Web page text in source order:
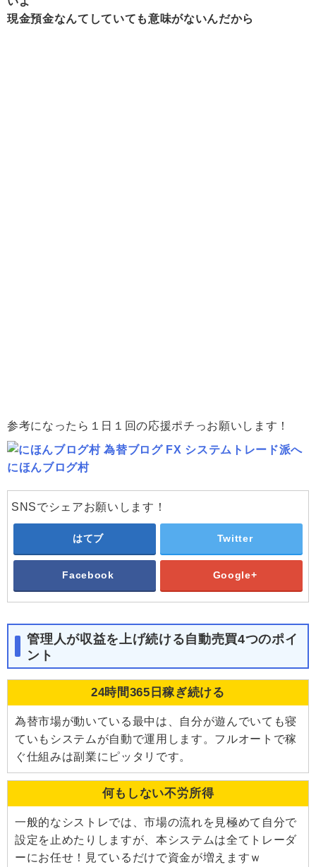
現金預金なんてしていても意味がないんだから
参考になったら１日１回の応援ポチっお願いします！
にほんブログ村
SNSでシェアお願いします！
はてブ Twitter
Facebook Google+
管理人が収益を上げ続ける自動売買4つのポイ
ント
24時間365日稼ぎ続ける
為替市場が動いている最中は、自分が遊んでいても寝
ていもシステムが自動で運用します。フルオートで稼
ぐ仕組みは副業にピッタリです。
何もしない不労所得
一般的なシストレでは、市場の流れを見極めて自分で
設定を止めたりしますが、本システムは全てトレーダ
ーにお任せ！見ているだけで資金が増えますｗ